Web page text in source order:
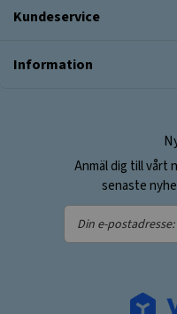
Kundeservice
Information
Anmäl dig till vårt
senaste
Din
e-